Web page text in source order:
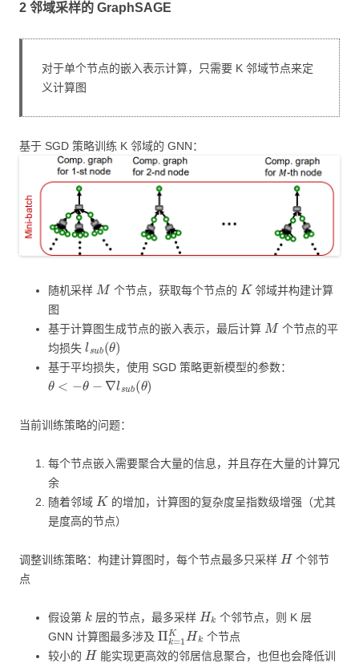
2 邻域采样的 GraphSAGE
对于单个节点的嵌入表示计算，只需要 K 邻域节点来定
义计算图
基于 SGD 策略训练 K 邻域的 GNN：
随机采样 M 个节点，获取每个节点的 K 邻域并构建计算
图
基于计算图生成节点的嵌入表示，最后计算 M 个节点的平
均损失 ls b(θ
基于平均损失，使用 SGD 策略更新模型的参数：
θ −∇ sub )
当前训练策略的问题：
每个节点嵌入需要聚合大量的信息，并且存在大量的计算冗
余
随着邻域 K
的增加，计算图的复杂度呈指数级增强（尤其
是度高的节点）
调整训练策略：构建计算图时，每个节点最多只采样 H 个邻节
点
假设第 k 层的节点，最多采样 Hk
个邻节点，则 K 层
GNN 计算图最多涉及 Πk= 1K k
个节点
较小的 H 能实现更高效的邻居信息聚合，也但也会降低训